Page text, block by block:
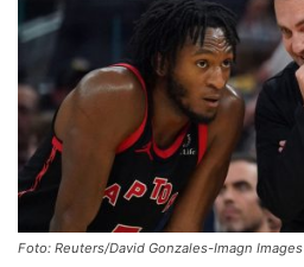
Foto: Reuters/David Gonzales-Imagn Images